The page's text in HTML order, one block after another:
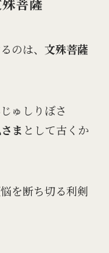
のは、 文殊菩薩
ゅしりぼさ
ま として古くか
を断ち切る利剣